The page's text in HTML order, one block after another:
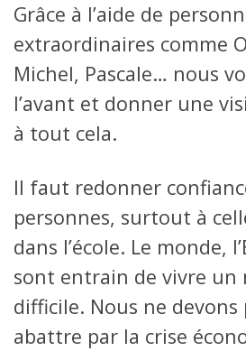
Grâce à l’aide de
extraordinaires comme
Michel, Pascale… nous
l’avant et donner une
à tout cela.
Il faut redonner
personnes, surtout à
dans l’école. Le monde,
sont entrain de vivre un
difficile. Nous ne devons
abattre par la crise